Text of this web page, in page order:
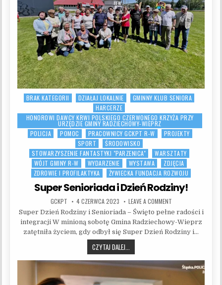
Posted in
BRAK KATEGORII DZIAŁAJ LOKALNIE
GMINNY KLUB SENIORA
HARCERZE
HONOROWI DAWCY KRWI POLSKIEGO CZERWONEGO KRZYŻA PRZY
URZĘDZIE GMINY RADZIECHOWY-WIEPRZ
POLICJA
POMOC PRACOWNICY GCKPT R-W
PROJEKTY
SPORT
ŚRODOWISKO
STOWARZYSZENIE FANTASTYKI "PARZENICA"
WARSZTATY
WÓJT GMINY R-W
WYDARZENIE WYSTAWA
ZDJĘCIA
ZDROWIE I PROFILAKTYKA
ŻYWIECKA FUNDACJA ROZWOJU
Super Senioriada i Dzień Rodziny!
AUTHOR:
GCKPT PUBLISHED DATE:
4 CZERWCA 2023 LEAVE A COMMENTON SUPER
Super Dzień Rodziny i Senioriada – Święto pełne radości i
integracji W minioną sobotę Gmina Radziechowy-Wieprz
zatętniła życiem, gdy odbył się Super Dzień Rodziny i…
CZYTAJ DALEJ...